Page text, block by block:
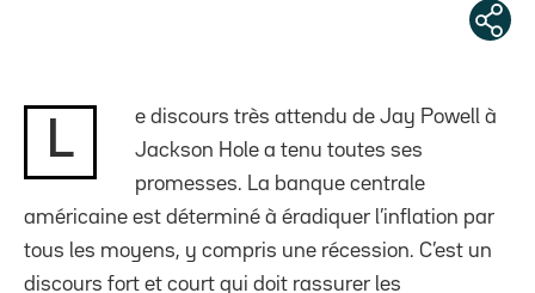
L
e discours très attendu de Jay Powell à
Jackson Hole a tenu toutes ses
promesses. La banque centrale
américaine est déterminé à éradiquer l’inflation par
tous les moyens, y compris une récession. C’est un
discours fort et court qui doit rassurer les